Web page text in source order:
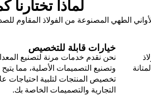
لماذا
الطهي المصنوعة من الفولاذ المقاوم
خيارات قابلة للتخصيص
نحن نقدم خدمات مرنة لتصنيع
وتصنيع التصميمات الأصلية، مما
تخصيص المنتجات لتلبية احتياجات
التجارية والتصميمات الخاصة بك.